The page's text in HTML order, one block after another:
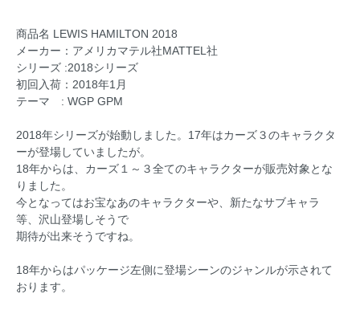
商品名 LEWIS HAMILTON 2018
メーカー：アメリカマテル社MATTEL社
シリーズ :2018シリーズ
初回入荷：2018年1月
テーマ : WGP GPM
2018年シリーズが始動しました。17年はカーズ３のキャラクタ
ーが登場していましたが。
18年からは、カーズ１～３全てのキャラクターが販売対象とな
りました。
今となってはお宝なあのキャラクターや、新たなサブキャラ
等、沢山登場しそうで
期待が出来そうですね。
18年からはパッケージ左側に登場シーンのジャンルが示されて
おります。